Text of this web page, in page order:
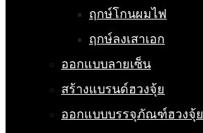
ฤกษ์โกนผมไฟ
ฤกษ์ลงเสาเอก
ออกแบบลายเซ็น
สร้างแบรนด์ฮวงจุ้ย
ออกแบบบรรจุภัณฑ์ฮวงจุ้ย